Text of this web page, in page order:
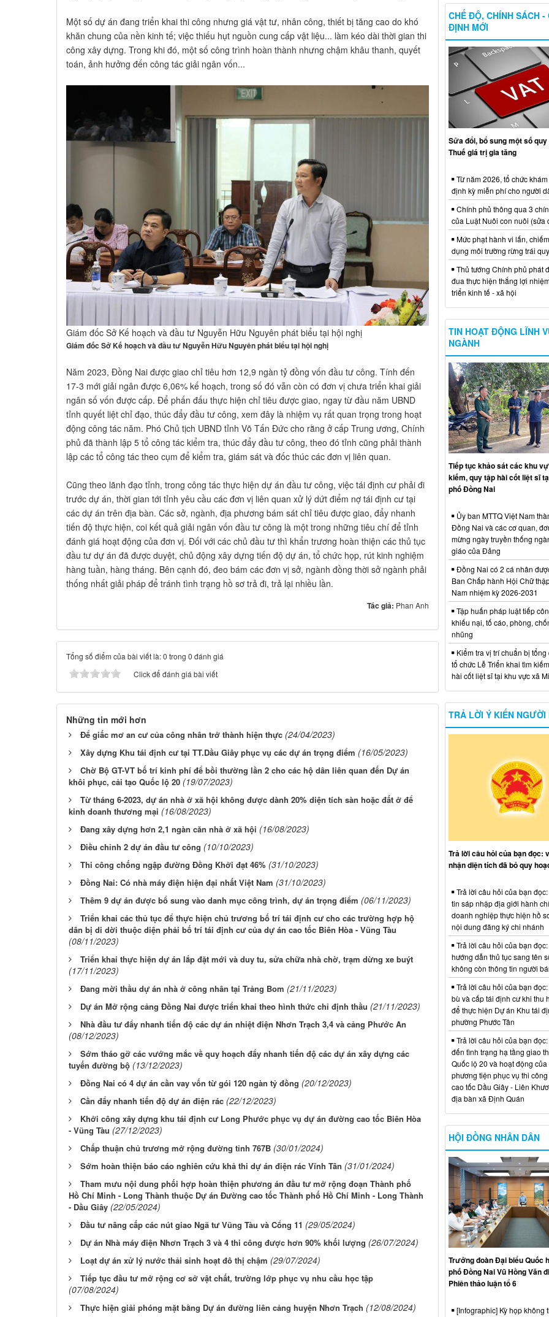
Một số dự án đang triển khai thi công nhưng giá vật tư, nhân công, thiết bị tăng cao do khó
khăn chung của nền kinh tế; việc thiếu hụt nguồn cung cấp vật liệu... làm kéo dài thời gian thi
công xây dựng. Trong khi đó, một số công trình hoàn thành nhưng chậm khâu thanh, quyết
toán, ảnh hưởng đến công tác giải ngân vốn...
Giám đốc Sở Kế hoạch và đầu tư Nguyễn Hữu Nguyên phát biểu tại hội nghị
Giám đốc Sở Kế hoạch và đầu tư Nguyễn Hữu Nguyên phát biểu tại hội nghị
Năm 2023, Đồng Nai được giao chỉ tiêu hơn 12,9 ngàn tỷ đồng vốn đầu tư công. Tính đến
17-3 mới giải ngân được 6,06% kế hoạch, trong số đó vẫn còn có đơn vị chưa triển khai giải
ngân số vốn được cấp. Để phấn đấu thực hiện chỉ tiêu được giao, ngay từ đầu năm UBND
tỉnh quyết liệt chỉ đạo, thúc đẩy đầu tư công, xem đây là nhiệm vụ rất quan trọng trong hoạt
động công tác năm. Phó Chủ tịch UBND tỉnh Võ Tấn Đức cho rằng ở cấp Trung ương, Chính
phủ đã thành lập 5 tổ công tác kiểm tra, thúc đẩy đầu tư công, theo đó tỉnh cũng phải thành
lập các tổ công tác theo cụm để kiểm tra, giám sát và đốc thúc các đơn vị liên quan.
Cũng theo lãnh đạo tỉnh, trong công tác thực hiện dự án đầu tư công, việc tái định cư phải đi
trước dự án, thời gian tới tỉnh yêu cầu các đơn vị liên quan xử lý dứt điểm nợ tái định cư tại
các dự án trên địa bàn. Các sở, ngành, địa phương bám sát chỉ tiêu được giao, đẩy nhanh
tiến độ thực hiện, coi kết quả giải ngân vốn đầu tư công là một trong những tiêu chí để tỉnh
đánh giá hoạt động của đơn vị. Đối với các chủ đầu tư thì khẩn trương hoàn thiện các thủ tục
đầu tư dự án đã được duyệt, chủ động xây dựng tiến độ dự án, tổ chức họp, rút kinh nghiệm
hàng tuần, hàng tháng. Bên cạnh đó, đeo bám các đơn vị sở, ngành đồng thời sở ngành phải
thống nhất giải pháp để tránh tình trạng hồ sơ trả đi, trả lại nhiều lần.
Tác giả: Phan Anh
Tổng số điểm của bài viết là: 0 trong 0 đánh giá
Click để đánh giá bài viết
Những tin mới hơn
Để giấc mơ an cư của công nhân trở thành hiện thực (24/04/2023)
Xây dựng Khu tái định cư tại TT.Dầu Giây phục vụ các dự án trọng điểm (16/05/2023)
Chờ Bộ GT-VT bố trí kinh phí để bồi thường lần 2 cho các hộ dân liên quan đến Dự án
khôi phục, cải tạo Quốc lộ 20 (19/07/2023)
Từ tháng 6-2023, dự án nhà ở xã hội không được dành 20% diện tích sàn hoặc đất ở để
kinh doanh thương mại (16/08/2023)
Đang xây dựng hơn 2,1 ngàn căn nhà ở xã hội (16/08/2023)
Điều chỉnh 2 dự án đầu tư công (10/10/2023)
Thi công chống ngập đường Đồng Khởi đạt 46% (31/10/2023)
Đồng Nai: Có nhà máy điện hiện đại nhất Việt Nam (31/10/2023)
Thêm 9 dự án được bổ sung vào danh mục công trình, dự án trọng điểm (06/11/2023)
Triển khai các thủ tục để thực hiện chủ trương bố trí tái định cư cho các trường hợp hộ
dân bị di dời thuộc diện phải bố trí tái định cư​ của dự án cao tốc Biên Hòa - Vũng Tàu
(08/11/2023)
Triển khai thực hiện dự án lắp đặt mới và duy tu, sửa chữa nhà chờ, trạm dừng xe buýt
(17/11/2023)
Đang mời thầu dự án nhà ở công nhân tại Trảng Bom (21/11/2023)
Dự án Mở rộng cảng Đồng Nai được triển khai theo hình thức chỉ định thầu (21/11/2023)
Nhà đầu tư đẩy nhanh tiến độ các dự án nhiệt điện Nhơn Trạch 3,4 và cảng Phước An
(08/12/2023)
Sớm tháo gỡ các vướng mắc về quy hoạch đẩy nhanh tiến độ các dự án xây dựng các
tuyến đường bộ (13/12/2023)
Đồng Nai có 4 dự án cần vay vốn từ gói 120 ngàn tỷ đồng (20/12/2023)
Cần đẩy nhanh tiến độ dự án điện rác (22/12/2023)
Khởi công xây dựng khu tái định cư Long Phước phục vụ dự án đường cao tốc Biên Hòa
- Vũng Tàu (27/12/2023)
Chấp thuận chủ trương mở rộng đường tỉnh 767B (30/01/2024)
Sớm hoàn thiện báo cáo nghiên cứu khả thi dự án điện rác Vĩnh Tân (31/01/2024)
Tham mưu nội dung phối hợp hoàn thiện phương án đầu tư mở rộng đoạn Thành phố
Hồ Chí Minh - Long Thành thuộc Dự án Đường cao tốc Thành phố Hồ Chí Minh - Long Thành
- Dầu Giây (22/05/2024)
Đầu tư nâng cấp các nút giao Ngã tư Vũng Tàu và Cổng 11 (29/05/2024)
Dự án Nhà máy điện Nhơn Trạch 3 và 4 thi công được hơn 90% khối lượng (26/07/2024)
Loạt dự án xử lý nước thải sinh hoạt đô thị chậm (29/07/2024)
Tiếp tục đầu tư mở rộng cơ sở vật chất, trường lớp phục vụ nhu cầu học tập
(07/08/2024)
Thực hiện giải phóng mặt bằng Dự án đường liên cảng huyện Nhơn Trạch (12/08/2024)
CHẾ ĐỘ, CHÍNH SÁCH -
ĐỊNH MỚI
Sửa đổi, bổ sung một số
Thuế giá trị gia tăng
Từ năm 2026, tổ chức
định kỳ miễn phí cho người
Chính phủ thông qua 3
của Luật Nuôi con nuôi (sửa
Mức phạt hành vi lấn,
dụng môi trường rừng trái
Thủ tướng Chính phủ phát
đua thực hiện thắng lợi
triển kinh tế - xã hội
TIN HOẠT ĐỘNG LĨNH
NGÀNH
Tiếp tục khảo sát các khu
kiếm, quy tập hài cốt liệt sĩ
phố Đồng Nai
Ủy ban MTTQ Việt Nam
Đồng Nai và các cơ quan,
mừng ngày truyền thống
giáo của Đảng
Đồng Nai có 2 cá nhân
Ban Chấp hành Hội Chữ
Nam nhiệm kỳ 2026-2031
Tập huấn pháp luật tiếp
khiếu nại, tố cáo, phòng,
nhũng
Kiểm tra vị trí chuẩn bị tổng
tổ chức Lễ Triển khai tìm
hài cốt liệt sĩ tại khu vực xã
TRẢ LỜI Ý KIẾN NGƯỜI
Trả lời câu hỏi của bạn đọc:
nhận diện tích đã bỏ quy
Trả lời câu hỏi của bạn
tin sáp nhập địa giới hành
doanh nghiệp thực hiện hồ
nội dung đăng ký chi nhánh
Trả lời câu hỏi của bạn
hướng dẫn thủ tục sang tên
không còn thông tin người
Trả lời câu hỏi của bạn
bù và cấp tái định cư khi thu
để thực hiện Dự án Khu tái
phường Phước Tân
Trả lời câu hỏi của bạn
đến tình trạng hạ tầng giao
Quốc lộ 20 và hoạt động của
phương tiện phục vụ thi
cao tốc Dầu Giây - Liên
địa bàn xã Định Quán
HỘI ĐỒNG NHÂN DÂN
Trưởng đoàn Đại biểu Quốc
phố Đồng Nai Vũ Hồng Văn
Phiên thảo luận tổ 6
[Infographic] Kỳ họp không